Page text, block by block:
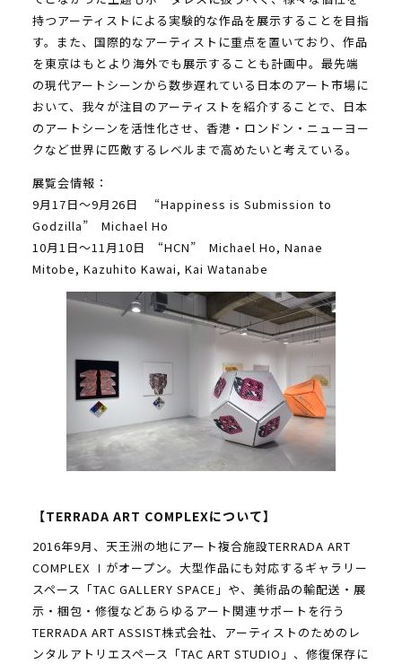
持つアーティストによる実験的な作品を展示することを目指
す。また、国際的なアーティストに重点を置いており、作品
を東京はもとより海外でも展示することも計画中。最先端
の現代アートシーンから数歩遅れている日本のアート市場に
おいて、我々が注目のアーティストを紹介することで、日本
のアートシーンを活性化させ、香港・ロンドン・ニューヨー
クなど世界に匹敵するレベルまで高めたいと考えている。
展覧会情報：
9月17日〜9月26日 “Happiness is Submission to
Godzilla” Michael Ho
10月1日〜11月10日 “HCN” Michael Ho, Nanae
Mitobe, Kazuhito Kawai, Kai Watanabe
【TERRADA ART COMPLEXについて】
2016年9月、天王洲の地にアート複合施設TERRADA ART
COMPLEX Ⅰがオープン。大型作品にも対応するギャラリー
スペース「TAC GALLERY SPACE」や、美術品の輸配送・展
示・梱包・修復などあらゆるアート関連サポートを行う
TERRADA ART ASSIST株式会社、アーティストのためのレ
ンタルアトリエスペース「TAC ART STUDIO」、修復保存に